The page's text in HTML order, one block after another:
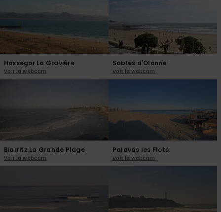
les plus
fréquentes et
de contact.
Hossegor La Gravière
Voir la webcam
Sables d'Olonne
Voir la webcam
Biarritz La Grande Plage
Voir la webcam
Palavas les Flots
Voir la webcam